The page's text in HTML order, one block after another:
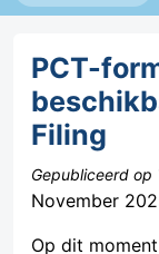
PCT-
Filing
Gepubliceerd op
November
Op dit